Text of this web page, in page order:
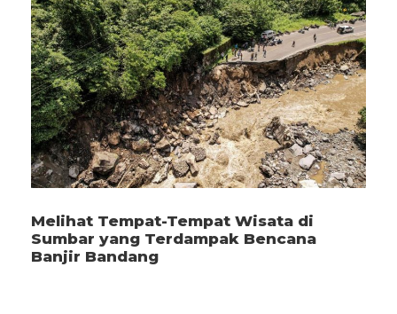
Melihat Tempat-Tempat Wisata di
Sumbar yang Terdampak Bencana
Banjir Bandang